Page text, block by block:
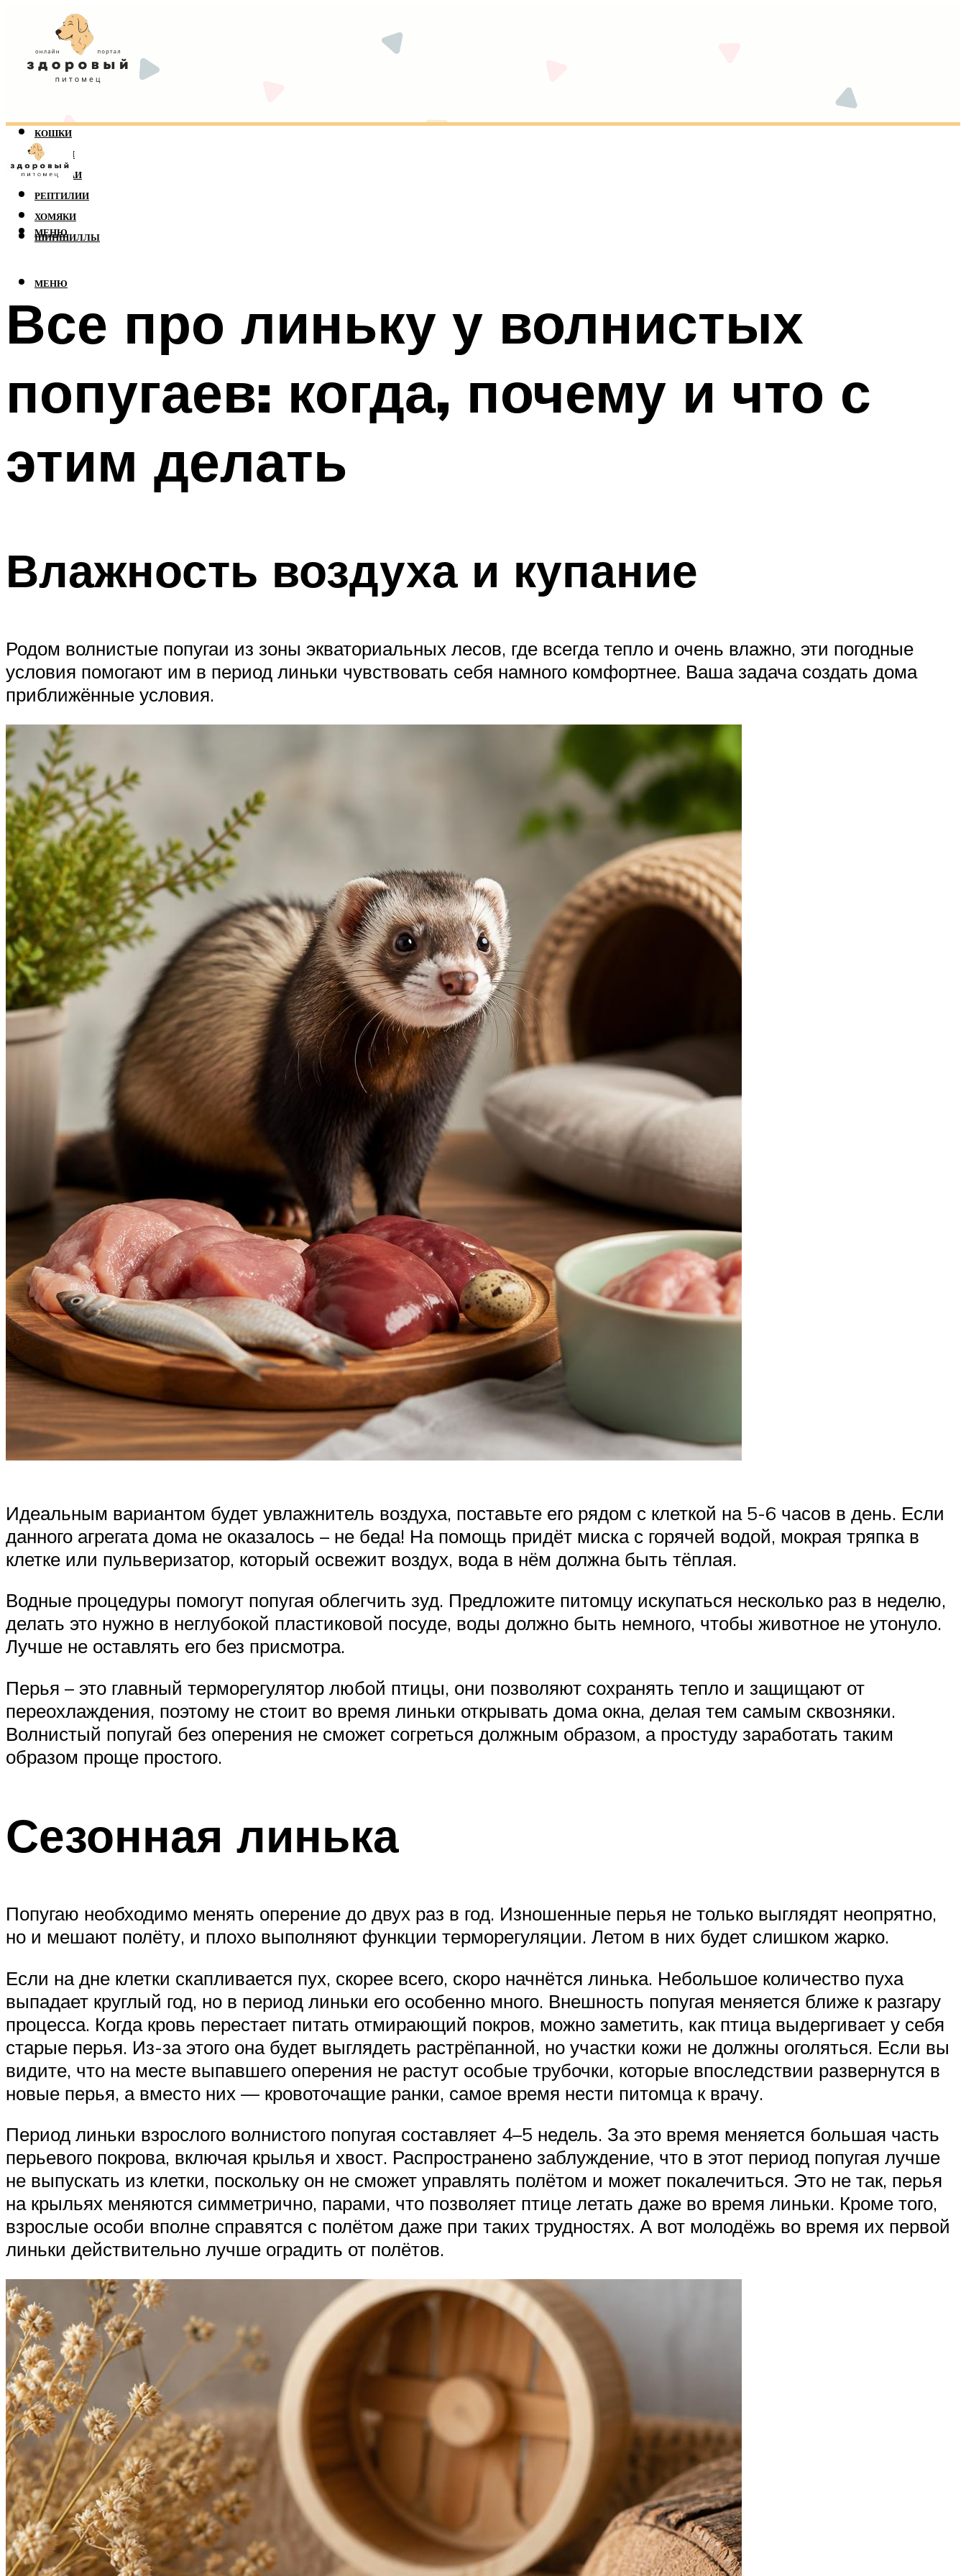
КОШКИ
СОБАКИ
ПОПУГАИ
РЕПТИЛИИ
ХОМЯКИ
ШИНШИЛЛЫ
МЕНЮ
МЕНЮ
Все про линьку у волнистых
попугаев: когда, почему и что с
этим делать
Влажность воздуха и купание
Родом волнистые попугаи из зоны экваториальных лесов, где всегда тепло и очень влажно, эти погодные
условия помогают им в период линьки чувствовать себя намного комфортнее. Ваша задача создать дома
приближённые условия.
Идеальным вариантом будет увлажнитель воздуха, поставьте его рядом с клеткой на 5-6 часов в день. Если
данного агрегата дома не оказалось – не беда! На помощь придёт миска с горячей водой, мокрая тряпка в
клетке или пульверизатор, который освежит воздух, вода в нём должна быть тёплая.
Водные процедуры помогут попугая облегчить зуд. Предложите питомцу искупаться несколько раз в неделю,
делать это нужно в неглубокой пластиковой посуде, воды должно быть немного, чтобы животное не утонуло.
Лучше не оставлять его без присмотра.
Перья – это главный терморегулятор любой птицы, они позволяют сохранять тепло и защищают от
переохлаждения, поэтому не стоит во время линьки открывать дома окна, делая тем самым сквозняки.
Волнистый попугай без оперения не сможет согреться должным образом, а простуду заработать таким
образом проще простого.
Сезонная линька
Попугаю необходимо менять оперение до двух раз в год. Изношенные перья не только выглядят неопрятно,
но и мешают полёту, и плохо выполняют функции терморегуляции. Летом в них будет слишком жарко.
Если на дне клетки скапливается пух, скорее всего, скоро начнётся линька. Небольшое количество пуха
выпадает круглый год, но в период линьки его особенно много. Внешность попугая меняется ближе к разгару
процесса. Когда кровь перестает питать отмирающий покров, можно заметить, как птица выдергивает у себя
старые перья. Из-за этого она будет выглядеть растрёпанной, но участки кожи не должны оголяться. Если вы
видите, что на месте выпавшего оперения не растут особые трубочки, которые впоследствии развернутся в
новые перья, а вместо них — кровоточащие ранки, самое время нести питомца к врачу.
Период линьки взрослого волнистого попугая составляет 4–5 недель. За это время меняется большая часть
перьевого покрова, включая крылья и хвост. Распространено заблуждение, что в этот период попугая лучше
не выпускать из клетки, поскольку он не сможет управлять полётом и может покалечиться. Это не так, перья
на крыльях меняются симметрично, парами, что позволяет птице летать даже во время линьки. Кроме того,
взрослые особи вполне справятся с полётом даже при таких трудностях. А вот молодёжь во время их первой
линьки действительно лучше оградить от полётов.